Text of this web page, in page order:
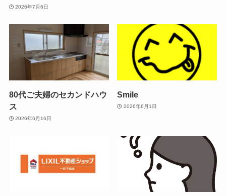
2026年7月6日
80代ご夫婦のセカンドハウ
ス
2026年6月16日
Smile
2026年6月1日